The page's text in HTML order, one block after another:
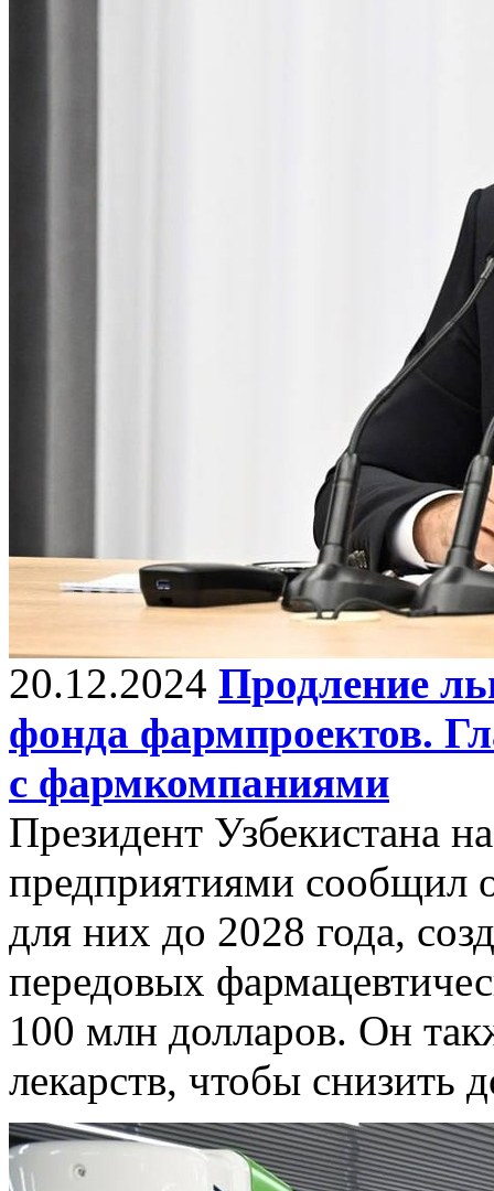
20.12.2024 Продление
фонда фармпроектов.
с фармкомпаниями
Президент Узбекистана
предприятиями сообщил
для них до 2028 года,
передовых
100 млн долларов. Он
лекарств, чтобы снизить